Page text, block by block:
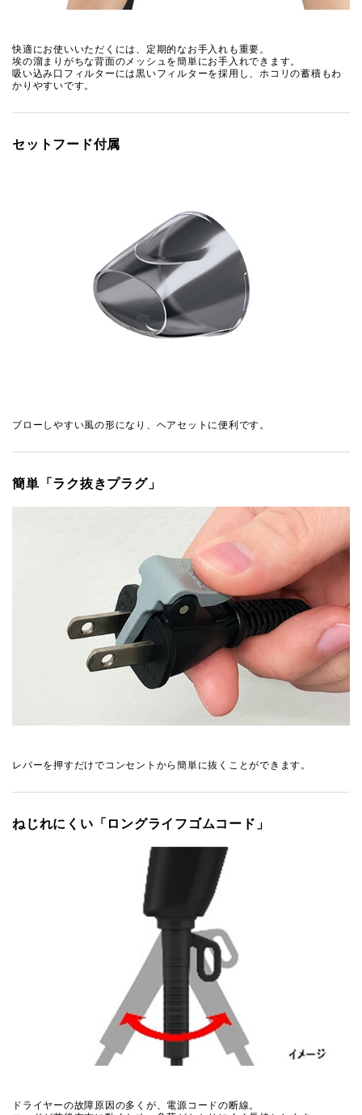
快適にお使いいただくには、定期的なお手入れも重要。
埃の溜まりがちな背面のメッシュを簡単にお手入れできます。
吸い込み口フィルターには黒いフィルターを採用し、ホコリの蓄積もわ
かりやすいです。
セットフード付属
ブローしやすい風の形になり、ヘアセットに便利です。
簡単「ラク抜きプラグ」
レバーを押すだけでコンセントから簡単に抜くことができます。
ねじれにくい「ロングライフゴムコード」
ドライヤーの故障原因の多くが、電源コードの断線。